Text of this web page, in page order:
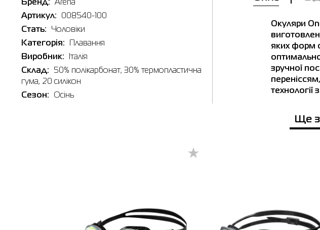
Окуляри для плавання Arena
1,250.00
UNI
Окуляри
ONE PLUS
Ціна
1,250.00
Виберіть розмір
Бренд:
Arena
Артикул:
008540-100
Стать:
Чоловіки
Категорія:
Плавання
Виробник:
Італія
Склад:
50% полікарбонат, 30% термопластична
гума, 20 силікон
Сезон:
Осінь
Окуляри
яких форм
зручної
технології
Ще з